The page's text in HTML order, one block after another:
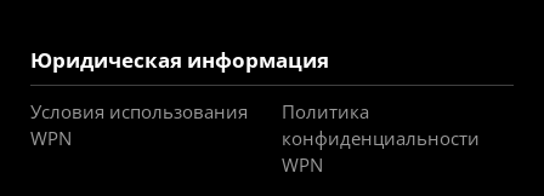
Юридическая информация
Условия использования
WPN
Политика
конфиденциальности
WPN